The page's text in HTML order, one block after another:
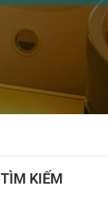
TÌM KIẾM